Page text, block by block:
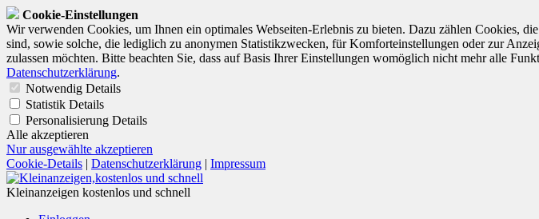
Cookie-Einstellungen
Wir verwenden Cookies, um Ihnen ein optimales Webseiten-Erlebnis zu bieten. Dazu zählen Cookies,
sind, sowie solche, die lediglich zu anonymen Statistikzwecken, für Komforteinstellungen oder zur
zulassen möchten. Bitte beachten Sie, dass auf Basis Ihrer Einstellungen womöglich nicht mehr alle
Datenschutzerklärung.
Notwendig Details
Statistik Details
Personalisierung Details
Alle akzeptieren
Nur ausgewählte akzeptieren
Cookie-Details | Datenschutzerklärung | Impressum
Kleinanzeigen kostenlos und schnell